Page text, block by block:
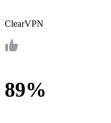
ClearVPN
89%